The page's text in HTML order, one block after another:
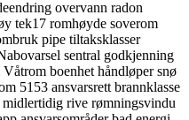
overvann radon
tek17 romhøyde soverom
pipe tiltaksklasser
sentral godkjenning
Våtrom boenhet håndløpersnø
5153 ansvarsrett brannklasse
midlertidig rive rømningsvindu